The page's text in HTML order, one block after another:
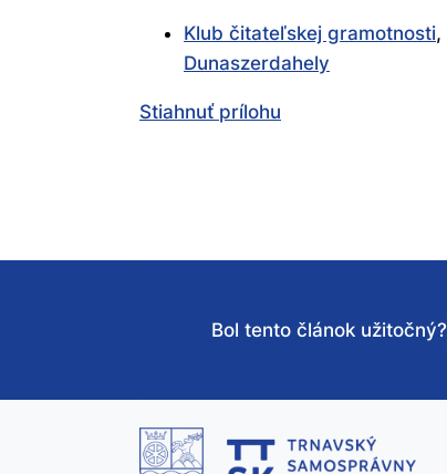
Klub čitateľskej gramotnosti,
Dunaszerdahely
Stiahnuť prílohu
Bol tento článok užitočný?